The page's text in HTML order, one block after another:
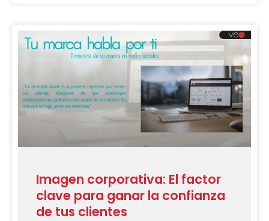
Imagen corporativa: El factor
clave para ganar la confianza
de tus clientes